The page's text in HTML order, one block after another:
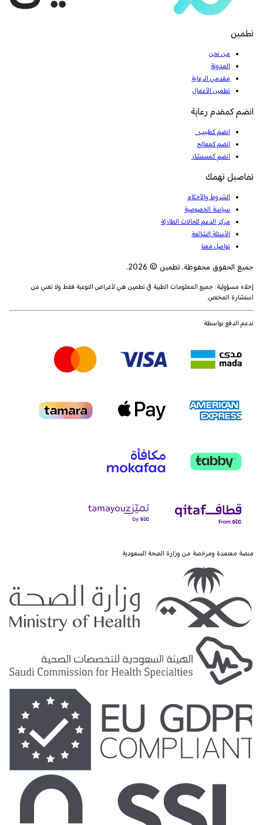
تطمين
من نحن
المدونة
مقدمي الرعاية
تطمين الأعمال
انضم كمقدم رعاية
انضم كطبيب
انضم كمعالج
انضم كمستشار
تفاصيل تهمك
الشروط والأحكام
سياسة الخصوصية
مركز الدعم للحالات الطارئة
الأسئلة الشائعة
تواصل معنا
جميع الحقوق محفوظة. تطمين © 2026.
إخلاء مسؤولية: جميع المعلومات الطبية في تطمين هي لأغراض التوعية فقط ولا تغني عن
استشارة المختص.
ندعم الدفع بواسطة
منصة معتمدة ومرخصة من وزارة الصحة السعودية